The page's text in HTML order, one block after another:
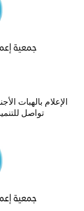
الإعلام بالهبات
تواصل للتنمية